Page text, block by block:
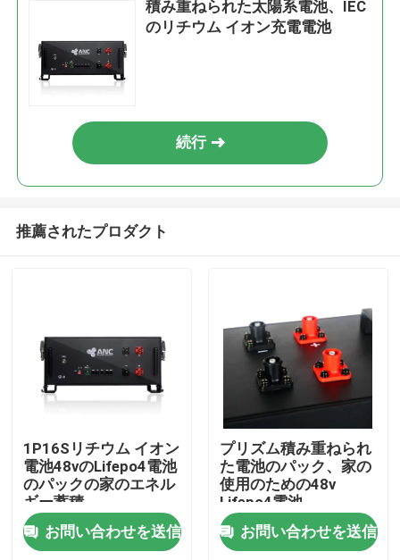
ホーム
積み重ねられた太陽系電池、IEC
のリチウム イオン充電電池
続行
推薦されたプロダクト
1P16Sリチウム イオン
電池48vのLifepo4電池
のパックの家のエネル
ギー蓄積
お問い合わせを送信
プリズム積み重ねられ
た電池のパック、家の
使用のための48v
Lifepo4電池
お問い合わせを送信